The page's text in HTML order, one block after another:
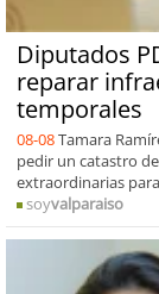
Diputados
reparar
temporales
08-08Tamara
pedir un catastro
extraordinarias
soyvalparaiso